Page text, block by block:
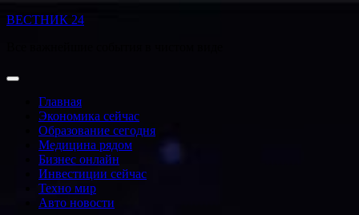
Перейти
ВЕСТНИК 24
Главная
Экономика сейчас
Образование сегодня
Медицина рядом
Бизнес онлайн
Инвестиции сейчас
Техно мир
Авто новости